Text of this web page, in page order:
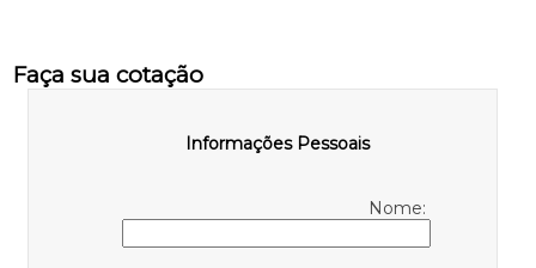
Faça sua cotação
Informações Pessoais
Nome: